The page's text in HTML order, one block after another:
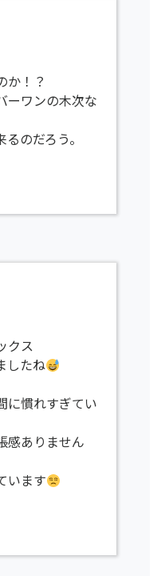
か！？
ーワンの木次な
のだろう。
クス
したね
に慣れすぎてい
感ありません
います